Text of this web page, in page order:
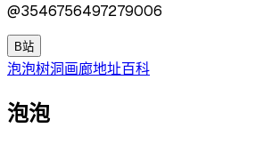
@3546756497279006
B站
泡泡树洞画廊地址百科
泡泡